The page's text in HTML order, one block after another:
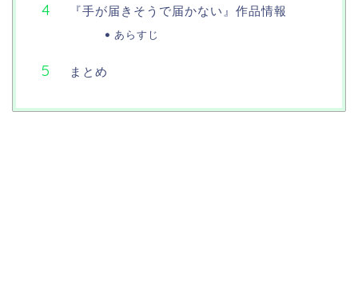
『手が届きそうで届かない』作品情報
あらすじ
まとめ